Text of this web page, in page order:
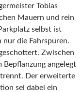
Tobias
Mauern und rein
selbst ist
die Fahrspuren.
Zwischen
Bepflanzung angelegt
Der erweiterte
sei dabei ein